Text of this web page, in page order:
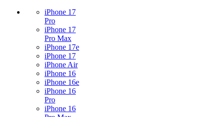
iPhone 17
Pro
iPhone 17
Pro Max
iPhone 17e
iPhone 17
iPhone Air
iPhone 16
iPhone 16e
iPhone 16
Pro
iPhone 16